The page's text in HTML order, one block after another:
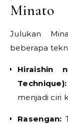
Minato
Julukan
beberapa
Hiraishin
Technique):
menjadi ciri
Rasengan: